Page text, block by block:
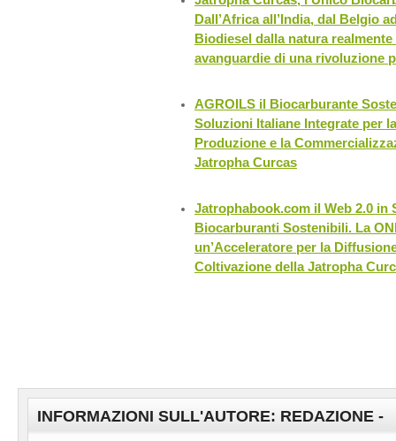
Dall’Africa all’India, dal Belgio
Biodiesel dalla natura
avanguardie di una rivoluzione
AGROILS il Biocarburante
Soluzioni Italiane Integrate per
Produzione e la
Jatropha Curcas
Jatrophabook.com il Web 2.0 in
Biocarburanti Sostenibili. La
un’Acceleratore per la
Coltivazione della Jatropha
INFORMAZIONI SULL'AUTORE: REDAZIONE -